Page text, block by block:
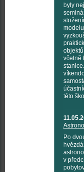
byly
včetně
této
Po
v